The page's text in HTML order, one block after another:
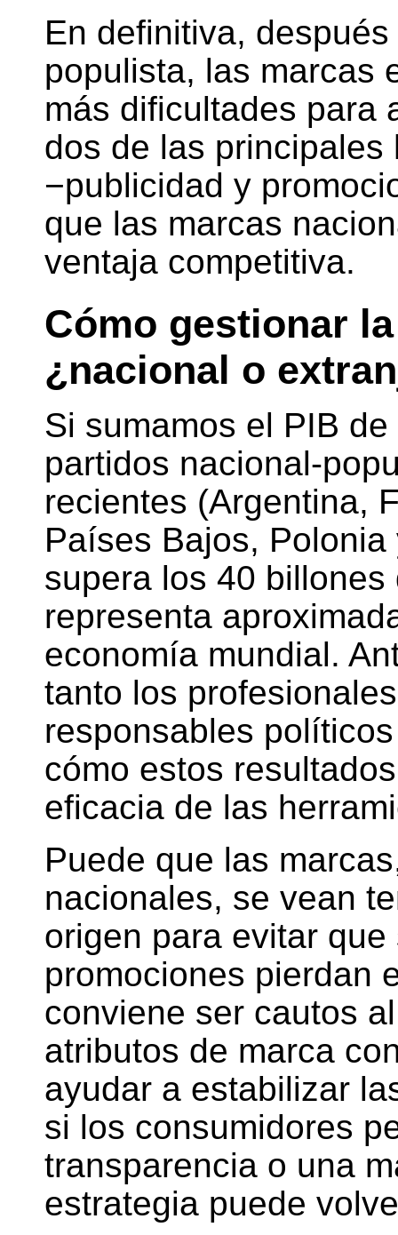
En definitiva,
populista, las marcas
más dificultades para
dos de las
−publicidad y
que las marcas
ventaja competitiva.
Cómo gestionar
¿nacional o
Si sumamos el PIB
partidos nacional-
recientes (Argentina,
Países Bajos,
supera los 40
representa
economía mundial.
tanto los
responsables
cómo estos
eficacia de las
Puede que las
nacionales, se vean
origen para evitar
promociones pierdan
conviene ser cautos
atributos de marca
ayudar a estabilizar
si los consumidores
transparencia o una
estrategia puede